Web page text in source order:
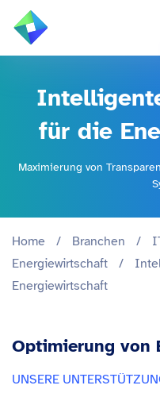
LEISTUNGEN
BRANCHEN
WISSEN & EVENTS
KARRIERE
Alle
für die
Maximierung von
Home / Branchen /
Energiewirtschaft
/
Energiewirtschaft
Optimierung von
UNSERE